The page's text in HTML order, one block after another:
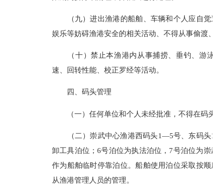
（九）进出渔港的船舶、车辆和个人应自觉遵
娱乐等妨碍渔港安全的相关活动、不得从事偷渡、
（十）禁止本渔港内从事捕捞、垂钓、游泳、
速、回转性能、校正罗经等活动。
四、码头管理
（一）任何单位和个人未经批准，不得在码头
（二）崇武中心渔港西码头1—5号、东码头
卸工具泊位；6号泊位为执法泊位，7号泊位为崇
作为船舶临时停靠泊位。船舶使用泊位采取按顺
从渔港管理人员的管理。